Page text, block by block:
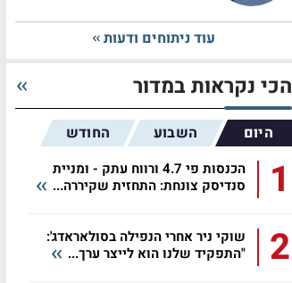
עוד ניתוחים ודעות
הכי נקראות במדור
היום השבוע החודש
1
הכנסות פי 4.7 ורווח עתק - ומניית
סנדיסק צונחת: התחזית שקיררה...
2
שוקי ניר אחרי הנפילה בסולאראדג':
"התפקיד שלנו הוא לייצר ערך...